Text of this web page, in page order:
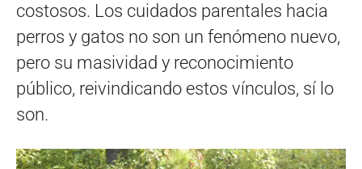
costosos. Los cuidados parentales hacia
perros y gatos no son un fenómeno nuevo,
pero su masividad y reconocimiento
público, reivindicando estos vínculos, sí lo
son.